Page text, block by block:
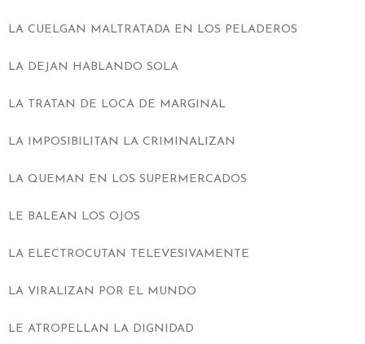
LA CUELGAN MALTRATADA EN LOS PELADEROS
LA DEJAN HABLANDO SOLA
LA TRATAN DE LOCA DE MARGINAL
LA IMPOSIBILITAN LA CRIMINALIZAN
LA QUEMAN EN LOS SUPERMERCADOS
LE BALEAN LOS OJOS
LA ELECTROCUTAN TELEVESIVAMENTE
LA VIRALIZAN POR EL MUNDO
LE ATROPELLAN LA DIGNIDAD